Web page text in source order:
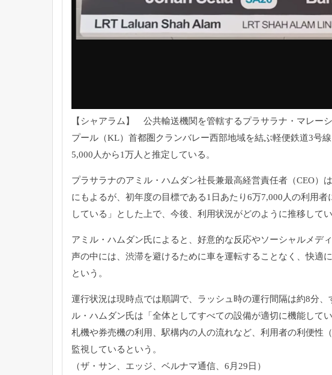
【シャアラム】 公共輸送機関を管轄するプラサラナ・マレーシ
プール（KL） 首都圏クランバレー西部地域を結ぶ軽便鉄道3号線
5,000人から1万人と推定している。
プラサラナのアミル・ハムダン社長兼最高経営責任者（CEO）
にもよるが、 初年度の目標である1日あたり6万7,000人の利用者
している」とした上で、今後、 利用状況がどのように推移して
アミル・ハムダン氏によると、 好意的な反応やソーシャルメデ
声の中には、 渋滞を避けるために車を運転することなく、快適
という。
運行状況は現時点では順調で、ラッシュ時の運行間隔は約8分、
ル・ハムダン氏は「 全体としてすべての設備が適切に機能してい
札機や券売機の利用、駅構内の人の流れなど、利用者の利便性（
監視しているという。
（ザ・サン、エッジ、ベルナマ通信、6月29日）